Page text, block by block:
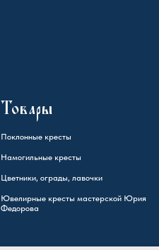
Товары
Поклонные кресты
Намогильные кресты
Цветники, ограды, лавочки
Ювелирные кресты мастерской Юрия
Федорова